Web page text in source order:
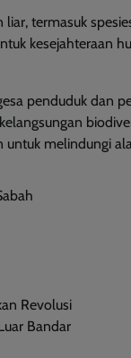
liar, termasuk
kesejahteraan
penduduk dan
melindungi
Revolusi
Bandar